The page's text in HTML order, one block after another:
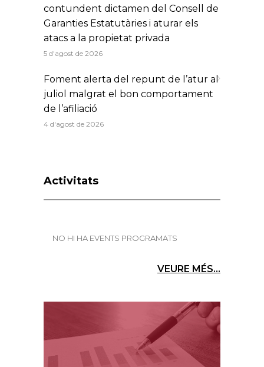
contundent dictamen del Consell de
Garanties Estatutàries i aturar els
atacs a la propietat privada
5 d'agost de 2026
Foment alerta del repunt de l’atur al
juliol malgrat el bon comportament
de l’afiliació
4 d'agost de 2026
Activitats
NO HI HA EVENTS PROGRAMATS
VEURE MÉS...